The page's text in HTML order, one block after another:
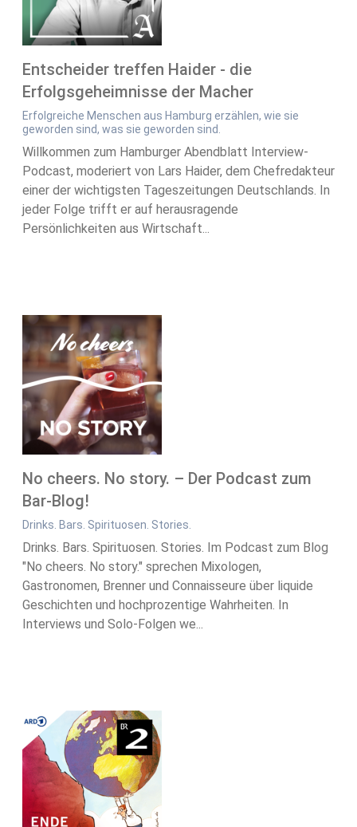
Entscheider treffen Haider - die
Erfolgsgeheimnisse der Macher
Erfolgreiche Menschen aus Hamburg erzählen, wie sie
geworden sind, was sie geworden sind.
Willkommen zum Hamburger Abendblatt Interview-
Podcast, moderiert von Lars Haider, dem Chefredakteur
einer der wichtigsten Tageszeitungen Deutschlands. In
jeder Folge trifft er auf herausragende
Persönlichkeiten aus Wirtschaft...
No cheers. No story. – Der Podcast zum
Bar-Blog!
Drinks. Bars. Spirituosen. Stories.
Drinks. Bars. Spirituosen. Stories. Im Podcast zum Blog
"No cheers. No story." sprechen Mixologen,
Gastronomen, Brenner und Connaisseure über liquide
Geschichten und hochprozentige Wahrheiten. In
Interviews und Solo-Folgen we...